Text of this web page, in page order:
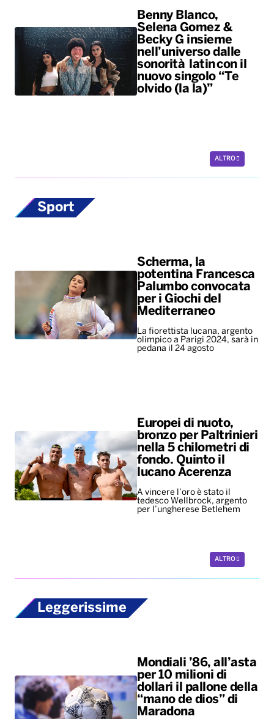
Benny Blanco,
Selena Gomez &
Becky G insieme
nell’universo dalle
sonorità latin con il
nuovo singolo “Te
olvido (la la)”
ALTRO
Sport
Scherma, la
potentina Francesca
Palumbo convocata
per i Giochi del
Mediterraneo
La fiorettista lucana, argento
olimpico a Parigi 2024, sarà in
pedana il 24 agosto
Europei di nuoto,
bronzo per Paltrinieri
nella 5 chilometri di
fondo. Quinto il
lucano Acerenza
A vincere l’oro è stato il
tedesco Wellbrock, argento
per l’ungherese Betlehem
ALTRO
Leggerissime
Mondiali ’86, all’asta
per 10 milioni di
dollari il pallone della
“mano de dios” di
Maradona